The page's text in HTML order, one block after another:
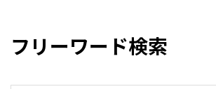
フリーワード検索